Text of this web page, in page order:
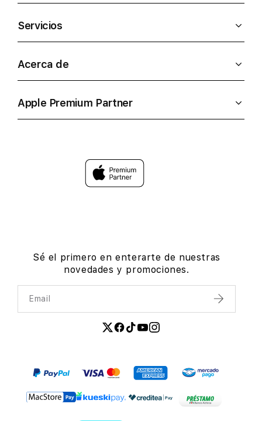
Servicios
Acerca de
Apple Premium Partner
Sé el primero en enterarte de nuestras
novedades y promociones.
Email